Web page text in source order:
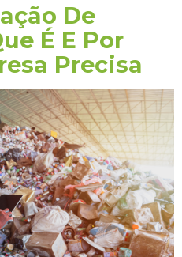
De
É E Por
Precisa